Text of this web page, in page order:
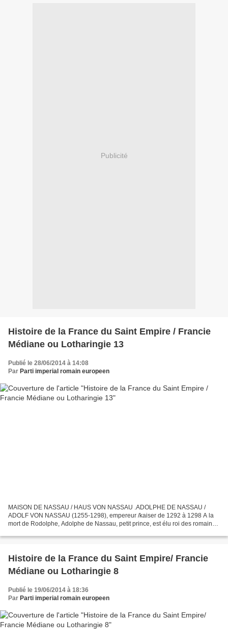
Publicité
Histoire de la France du Saint Empire / Francie
Médiane ou Lotharingie 13
Publié le 28/06/2014 à 14:08
Par Parti imperial romain europeen
MAISON DE NASSAU / HAUS VON NASSAU .ADOLPHE DE NASSAU /
ADOLF VON NASSAU (1255-1298), empereur /kaiser de 1292 à 1298 A la
mort de Rodolphe, Adolphe de Nassau, petit prince, est élu roi des romains
Histoire de la France du Saint Empire/ Francie
Médiane ou Lotharingie 8
Publié le 19/06/2014 à 18:36
Par Parti imperial romain europeen